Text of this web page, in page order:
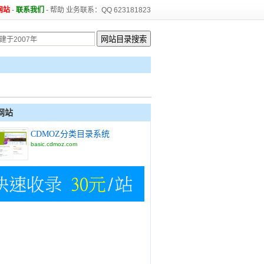
站 - 联系我们 - 帮助 业务联系：QQ 623181823
站
CDMOZ分类目录系统
basic.cdmoz.com